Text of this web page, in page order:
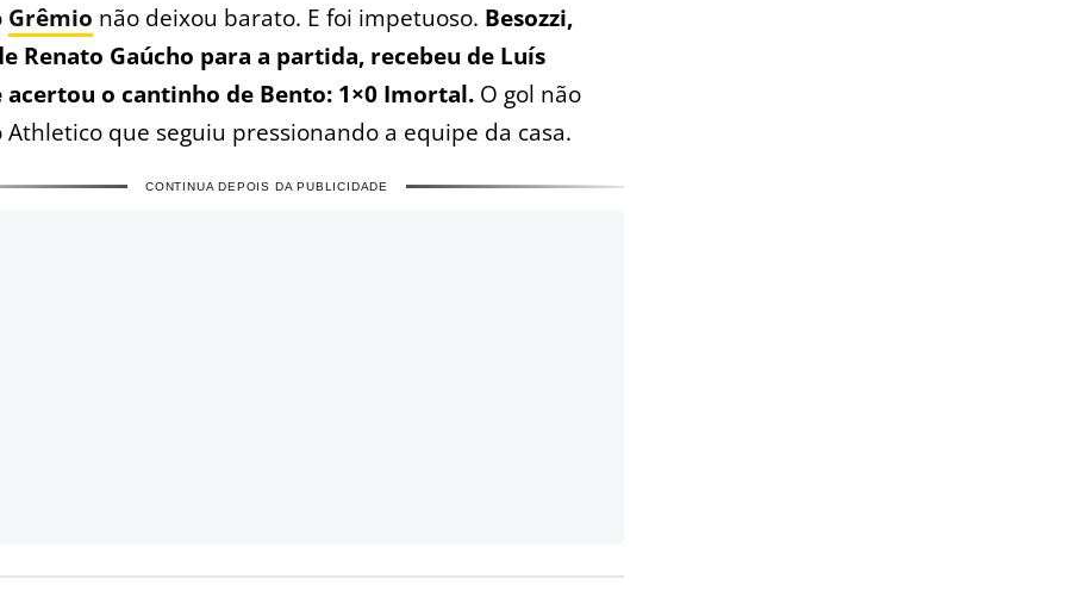
Grêmio não deixou barato. E foi impetuoso. Besozzi,
Renato Gaúcho para a partida, recebeu de Luís
acertou o cantinho de Bento: 1×0 Imortal. O gol não
Athletico que seguiu pressionando a equipe da casa.
CONTINUA DEPOIS DA PUBLICIDADE